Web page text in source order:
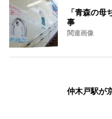
「青森の
事
関連画像
仲木戸駅が